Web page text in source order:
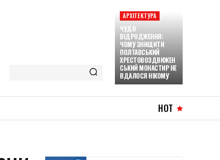
АРХІТЕКТУРА
ЧУДО
ВІДРОДЖЕННЯ:
ЧОМУ ЗНИЩИТИ
ПОЛТАВСЬКИЙ
ХРЕСТОВОЗДВИЖЕН
СЬКИЙ МОНАСТИР НЕ
ВДАЛОСЯ НІКОМУ
HOT